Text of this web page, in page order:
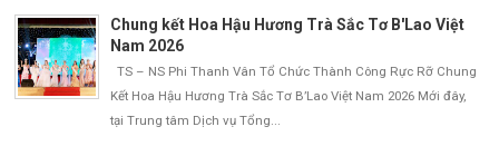
Chung kết Hoa Hậu Hương Trà Sắc Tơ B'Lao Việt
Nam 2026
TS – NS Phi Thanh Vân Tổ Chức Thành Công Rực Rỡ Chung
Kết Hoa Hậu Hương Trà Sắc Tơ B’Lao Việt Nam 2026 Mới đây,
tại Trung tâm Dịch vụ Tổng...